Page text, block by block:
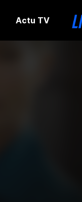
Actu TV